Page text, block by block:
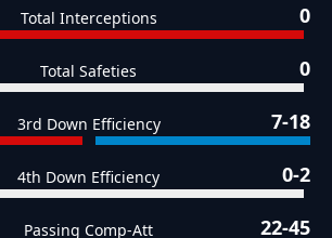
Total Interceptions 0
Total Safeties 0
3rd Down Efficiency 7-18
4th Down Efficiency 0-2
Passing Comp-Att 22-45